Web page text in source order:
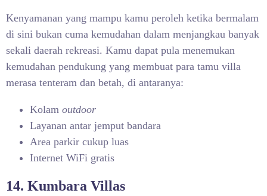
Kenyamanan yang mampu kamu peroleh ketika bermalam
di sini bukan cuma kemudahan dalam menjangkau banyak
sekali daerah rekreasi. Kamu dapat pula menemukan
kemudahan pendukung yang membuat para tamu villa
merasa tenteram dan betah, di antaranya:
Kolam outdoor
Layanan antar jemput bandara
Area parkir cukup luas
Internet WiFi gratis
14. Kumbara Villas